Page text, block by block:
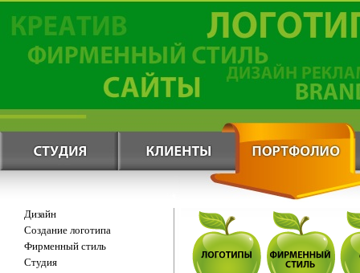
Дизайн
Создание логотипа
Фирменный стиль
Студия